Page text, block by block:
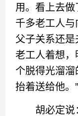
用。看上去
千多老工人
父子关系还是
老工人着想
个脱得光溜
抬着送给他。”
胡必定说：